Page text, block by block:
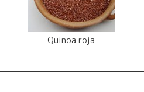
Quinoa roja